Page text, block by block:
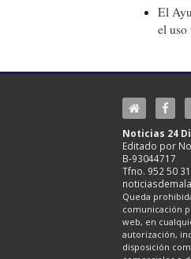
El
el uso
Noticias 24
Editado por
B-93044717
Tfno. 952 50
Queda
comunicación
web, en
autorización,
disposición